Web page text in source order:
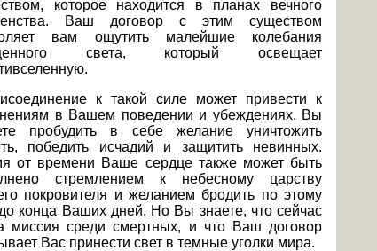
которое находится в планах вечного
Ваш договор с этим существом
вам ощутить малейшие колебания
света, который освещает
к такой силе может привести к
в Вашем поведении и убеждениях. Вы
пробудить в себе желание уничтожить
победить исчадий и защитить невинных.
от времени Ваше сердце также может быть
стремлением к небесному царству
покровителя и желанием бродить по этому
конца Ваших дней. Но Вы знаете, что сейчас
миссия среди смертных, и что Ваш договор
Вас принести свет в темные уголки мира.